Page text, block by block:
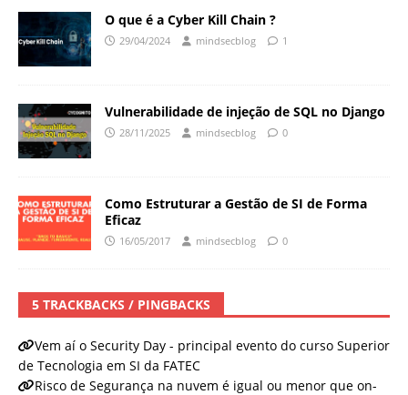
O que é a Cyber Kill Chain ?
29/04/2024 mindsecblog 1
Vulnerabilidade de injeção de SQL no Django
28/11/2025 mindsecblog 0
Como Estruturar a Gestão de SI de Forma
Eficaz
16/05/2017 mindsecblog 0
5 TRACKBACKS / PINGBACKS
Vem aí o Security Day - principal evento do curso Superior
de Tecnologia em SI da FATEC
Risco de Segurança na nuvem é igual ou menor que on-